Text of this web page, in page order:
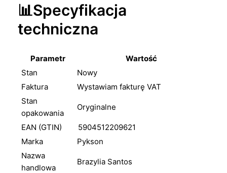
📊Specyfikacja
techniczna
Parametr
Wartość
Stan
Nowy
Faktura
Wystawiam fakturę VAT
Stan
opakowania
Oryginalne
EAN (GTIN)
5904512209621
Marka
Pykson
Nazwa
handlowa
Brazylia Santos